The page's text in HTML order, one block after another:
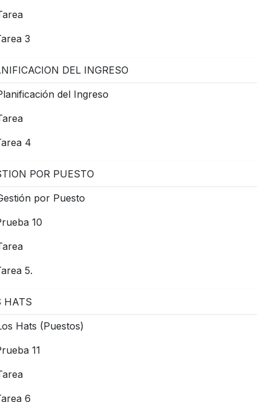
3
DEL INGRESO
del Ingreso
4
POR PUESTO
por Puesto
10
5.
HATS
Hats (Puestos)
11
6